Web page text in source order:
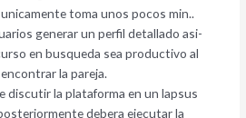
toma unos pocos min..
generar un perfil detallado asi­
en busqueda sea productivo al
la pareja.
discutir la plataforma en un lapsus
debera ejecutar la